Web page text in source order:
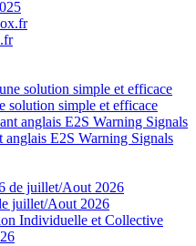
simple et efficace
E2S Warning Signals
juillet/Aout 2026